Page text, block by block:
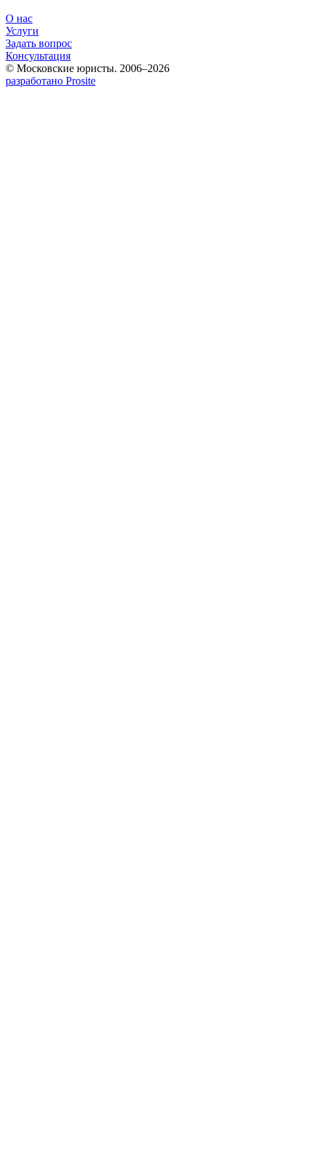
О нас
Услуги
Задать вопрос
Консультация
© Московские юристы. 2006–2026
разработано Prosite